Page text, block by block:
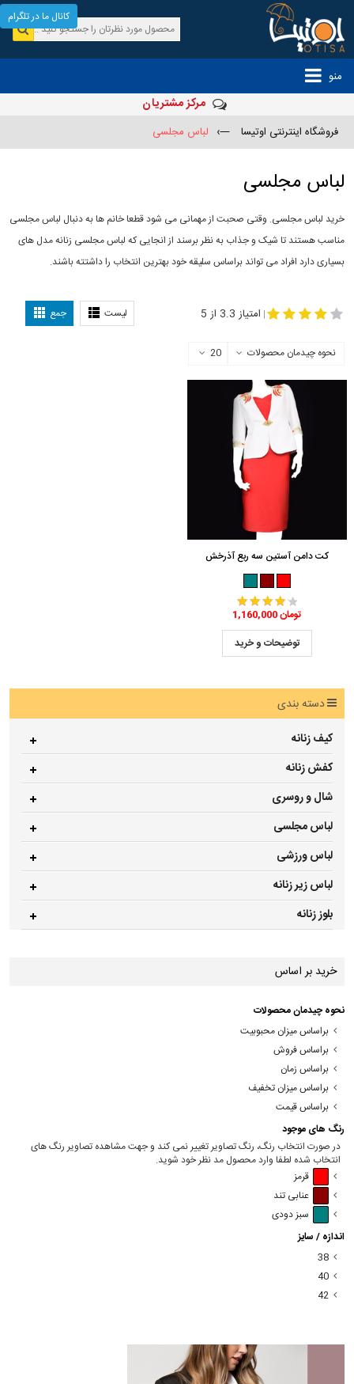
منو
مرکز مشتریان
فروشگاه اینترنتی اوتیسا —› لباس مجلسی
لباس مجلسی
خرید لباس مجلسی. وقتی صحبت از مهمانی می شود قطعا خانم ها به دنبال لباس مجلسی
مناسب هستند تا شیک و جذاب به نظر برسند از انجایی که لباس مجلسی زنانه مدل های
بسیاری دارد افراد می تواند براساس سلیقه خود بهترین انتخاب را داشتته باشند.
لیست جمع | امتیاز 3.3 از 5
نحوه چیدمان محصولات 20
کت دامن آستین سه ربع آذرخش
1,160,000 تومان
توضیحات و خرید
دسته بندی
کیف زنانه
کفش زنانه
شال و روسری
لباس مجلسی
لباس ورزشی
لباس زیر زنانه
بلوز زنانه
خرید بر اساس
نحوه چیدمان محصولات
براساس میزان محبوبیت
براساس فروش
براساس زمان
براساس میزان تخفیف
براساس قیمت
رنگ های موجود
در صورت انتخاب رنگ، رنگ تصاویر تغییر نمی کند و جهت مشاهده تصاویر رنگ های
انتخاب شده لطفا وارد محصول مد نظر خود شوید.
قرمز
عنابی تند
سبز دودی
اندازه / سایز
38
40
42
کانال ما در تلگرام